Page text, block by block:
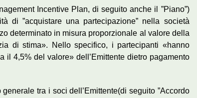
Incentive Plan, di seguito anche il ”Piano”)
di ”acquistare una partecipazione” nella società
determinato in misura proporzionale al valore della
di stima». Nello specifico, i partecipanti «hanno
il 4,5% del valore» dell’Emittente dietro pagamento
tra i soci dell’Emittente(di seguito ”Accordo